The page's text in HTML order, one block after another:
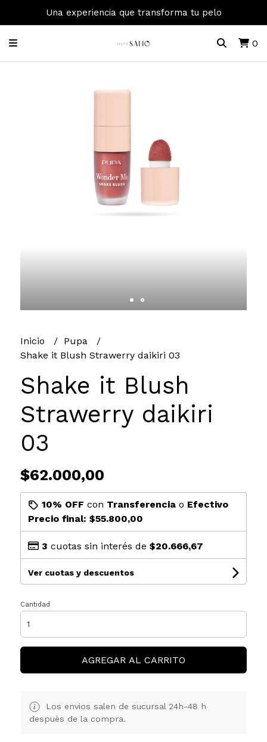
Una experiencia que transforma tu pelo
0
Inicio
Pupa
Shake it Blush Strawerry daikiri 03
Shake it Blush
Strawerry daikiri
03
$62.000,00
10% OFF con Transferenciao Efectivo
Precio final: $55.800,00
3 cuotas sin interés de $20.666,67
Ver cuotas y descuentos
Cantidad
AGREGAR AL CARRITO
Los envios salen de sucursal 24h-48 h
despuès de la compra.